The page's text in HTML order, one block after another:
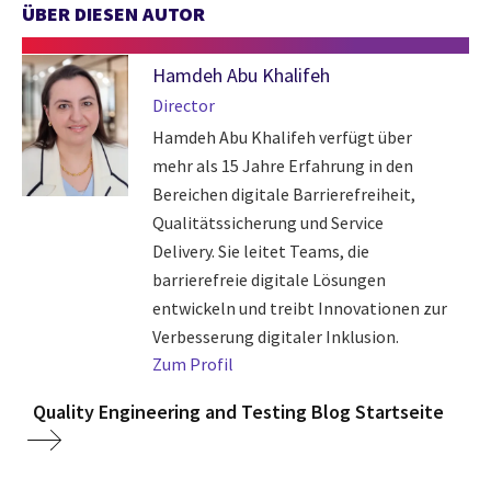
ÜBER DIESEN AUTOR
Hamdeh Abu Khalifeh
Director
Hamdeh Abu Khalifeh verfügt über
mehr als 15 Jahre Erfahrung in den
Bereichen digitale Barrierefreiheit,
Qualitätssicherung und Service
Delivery. Sie leitet Teams, die
barrierefreie digitale Lösungen
entwickeln und treibt Innovationen zur
Verbesserung digitaler Inklusion.
Zum Profil
Quality Engineering and Testing Blog Startseite